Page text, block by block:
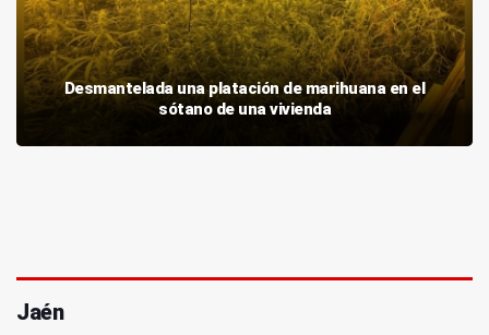
Desmantelada una platación de marihuana en el
sótano de una vivienda
Jaén